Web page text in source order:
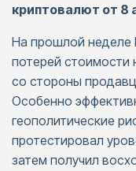
криптовалют от 8
На прошлой неделе
потерей стоимости
со стороны
Особенно
геополитические
протестировал
затем получил